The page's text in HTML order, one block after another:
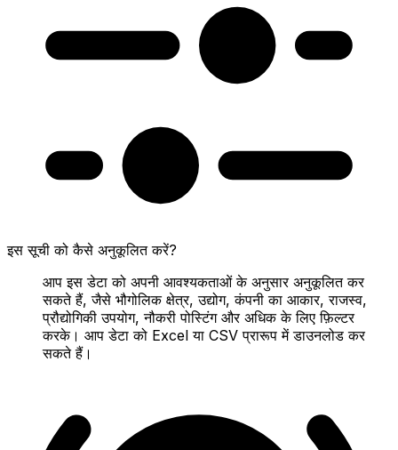
इस सूची को कैसे अनुकूलित करें?
आप इस डेटा को अपनी आवश्यकताओं के अनुसार अनुकूलित कर
सकते हैं, जैसे भौगोलिक क्षेत्र, उद्योग, कंपनी का आकार, राजस्व,
प्रौद्योगिकी उपयोग, नौकरी पोस्टिंग और अधिक के लिए फ़िल्टर
करके। आप डेटा को Excel या CSV प्रारूप में डाउनलोड कर
सकते हैं।